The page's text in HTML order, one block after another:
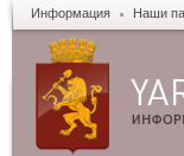
Информация Наши